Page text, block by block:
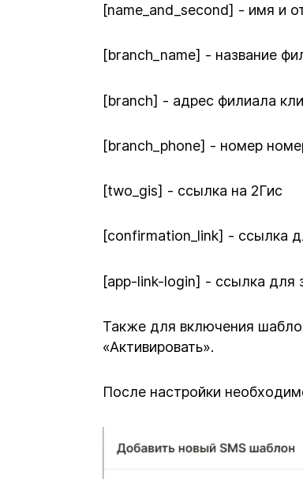
[name_and_second] - имя и
[branch_name] - название
[branch] - адрес филиала
[branch_phone] - номер
[two_gis] - ссылка на 2Гис
[confirmation_link] - ссылка
[app-link-login] - ссылка для
Также для включения
«Активировать».
После настройки